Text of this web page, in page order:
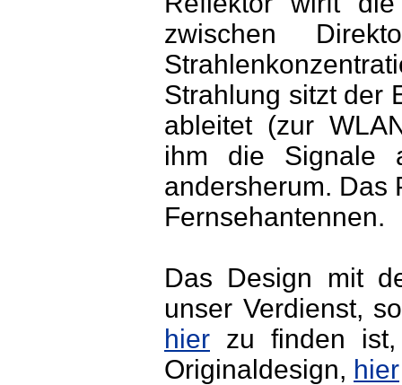
zwischen
Strahlung sitzt der
ableitet (zur
ihm die Signale
andersherum. Das
Fernsehantennen.
Das Design mit
unser Verdienst,
hier zu finden
Originaldesign, hier